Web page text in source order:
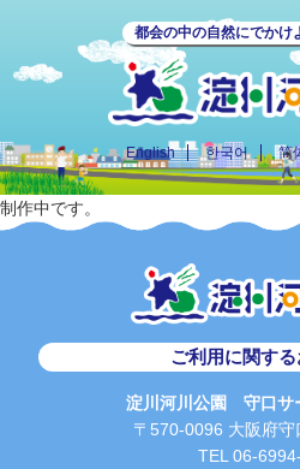
都会の中の自然にでかけ
English 한국어 简
制作中です。
ご利用に関す
淀川河川公園 守口サ
〒570-0096 大阪府守
TEL 06-